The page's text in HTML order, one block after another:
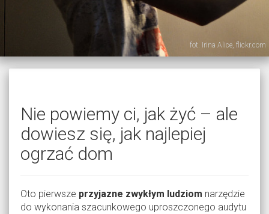
fot. Irina Alice, flickr.com
Nie powiemy ci, jak żyć – ale
dowiesz się, jak najlepiej
ogrzać dom
Oto pierwsze przyjazne zwykłym ludziom narzędzie
do wykonania szacunkowego uproszczonego audytu